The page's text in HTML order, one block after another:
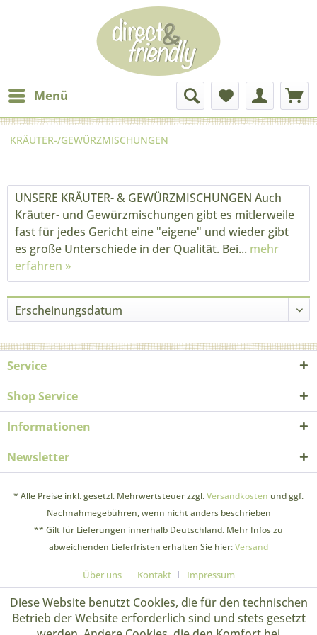
Menü
KRÄUTER-/GEWÜRZMISCHUNGEN
UNSERE KRÄUTER- & GEWÜRZMISCHUNGEN Auch
Kräuter- und Gewürzmischungen gibt es mitlerweile
fast für jedes Gericht eine "eigene" und wieder gibt
es große Unterschiede in der Qualität. Bei... mehr
erfahren »
Service
Shop Service
Informationen
Newsletter
* Alle Preise inkl. gesetzl. Mehrwertsteuer zzgl.Versandkosten und ggf.
Nachnahmegebühren, wenn nicht anders beschrieben
** Gilt für Lieferungen innerhalb Deutschland. Mehr Infos zu
abweichenden Lieferfristen erhalten Sie hier:Versand
Über uns Kontakt Impressum
Diese Website benutzt Cookies, die für den technischen
Betrieb der Website erforderlich sind und stets gesetzt